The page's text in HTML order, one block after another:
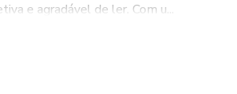
e agradável de ler. Com u...